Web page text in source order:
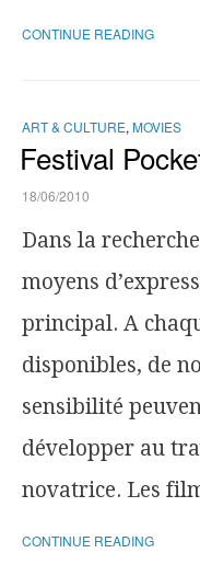
CONTINUE READING
ART & CULTURE, MOVIES
Festival
18/06/2010
Dans la
moyens
principal. A
disponibles, de
sensibilité
développer au
novatrice. Les
CONTINUE READING